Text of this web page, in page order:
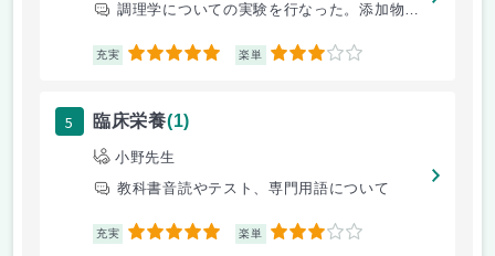
調理学についての実験を行なった。添加物による調理への影響についてなど、
充実 5 楽単 3
5 臨床栄養(1)
小野先生
教科書音読やテスト、専門用語について
充実 5 楽単 3